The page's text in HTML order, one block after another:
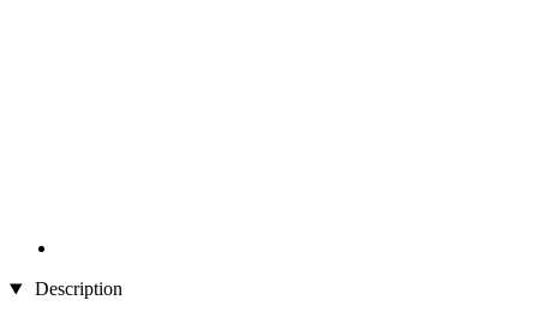
Description